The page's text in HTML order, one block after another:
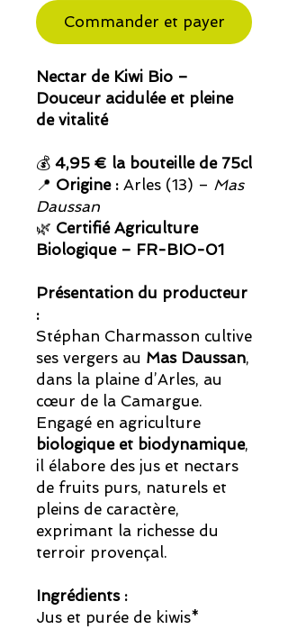
Commander et payer
Nectar de Kiwi Bio –
Douceur acidulée et pleine
de vitalité
💰 4,95 € la bouteille de 75cl
📍 Origine : Arles (13) – Mas
Daussan
🌿 Certifié Agriculture
Biologique – FR-BIO-01
Présentation du producteur
:
Stéphan Charmasson cultive
ses vergers au Mas Daussan,
dans la plaine d’Arles, au
cœur de la Camargue.
Engagé en agriculture
biologique et biodynamique,
il élabore des jus et nectars
de fruits purs, naturels et
pleins de caractère,
exprimant la richesse du
terroir provençal.
Ingrédients :
Jus et purée de kiwis*